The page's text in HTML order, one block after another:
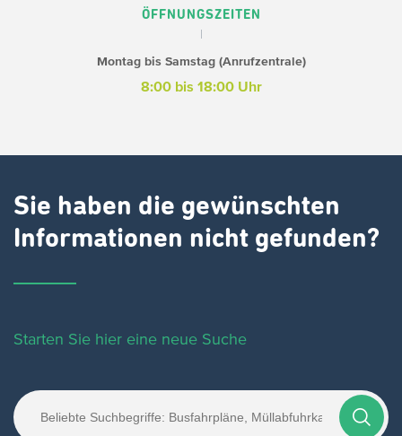
ÖFFNUNGSZEITEN
Montag bis Samstag (Anrufzentrale)
8:00 bis 18:00 Uhr
Sie haben die gewünschten
Informationen nicht gefunden?
Starten Sie hier eine neue Suche